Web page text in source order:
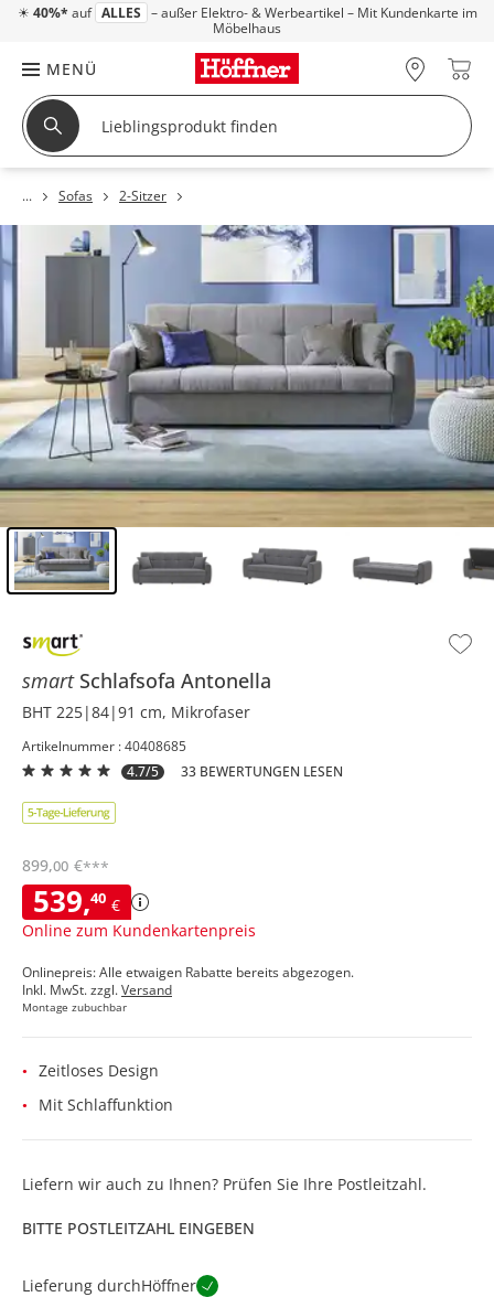
☀ 40%* auf ALLES – außer Elektro- & Werbeartikel – Mit Kundenkarte im
Möbelhaus
MENÜ
Sofas 2-Sitzer
smart Schlafsofa Antonella
BHT 225|84|91 cm, Mikrofaser
Artikelnummer : 40408685
4.7/5
33 BEWERTUNGEN LESEN
539,40 €
Online zum Kundenkartenpreis
899,00 €***
Onlinepreis: Alle etwaigen Rabatte bereits abgezogen.
Inkl. MwSt. zzgl.Versand
Montage zubuchbar
Zeitloses Design
Mit Schlaffunktion
Liefern wir auch zu Ihnen? Prüfen Sie Ihre Postleitzahl.
BITTE POSTLEITZAHL EINGEBEN
Lieferung durchHöffner